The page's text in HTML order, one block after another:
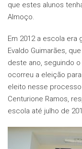
que estes alunos
Almoço.
Em 2012 a escola
Evaldo Guimarães,
deste ano, seguindo
ocorreu a eleição
eleito nesse
Centurione Ramos,
escola até julho de